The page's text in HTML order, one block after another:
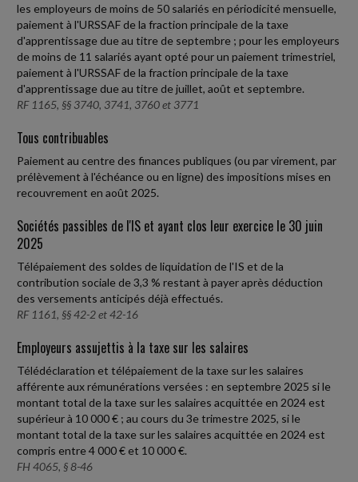
les employeurs de moins de 50 salariés en périodicité mensuelle,
paiement à l'URSSAF de la fraction principale de la taxe
d'apprentissage due au titre de septembre ; pour les employeurs
de moins de 11 salariés ayant opté pour un paiement trimestriel,
paiement à l'URSSAF de la fraction principale de la taxe
d'apprentissage due au titre de juillet, août et septembre.
RF 1165, §§ 3740, 3741, 3760 et 3771
Tous contribuables
Paiement au centre des finances publiques (ou par virement, par
prélèvement à l'échéance ou en ligne) des impositions mises en
recouvrement en août 2025.
Sociétés passibles de l'IS et ayant clos leur exercice le 30 juin
2025
Télépaiement des soldes de liquidation de l'IS et de la
contribution sociale de 3,3 % restant à payer après déduction
des versements anticipés déjà effectués.
RF 1161, §§ 42-2 et 42-16
Employeurs assujettis à la taxe sur les salaires
Télédéclaration et télépaiement de la taxe sur les salaires
afférente aux rémunérations versées : en septembre 2025 si le
montant total de la taxe sur les salaires acquittée en 2024 est
supérieur à 10 000 € ; au cours du 3e trimestre 2025, si le
montant total de la taxe sur les salaires acquittée en 2024 est
compris entre 4 000 € et 10 000 €.
FH 4065, § 8-46